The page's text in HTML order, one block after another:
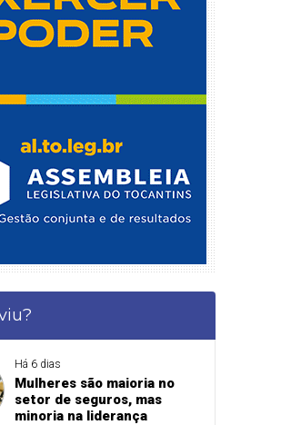
Há 6 dias
Mulheres são maioria no
setor de seguros, mas
minoria na liderança